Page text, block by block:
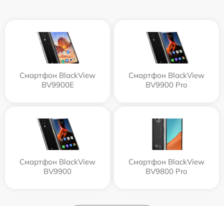
Смартфон BlackView
BV9900E
Смартфон BlackView
BV9900 Pro
Смартфон BlackView
BV9900
Смартфон BlackView
BV9800 Pro